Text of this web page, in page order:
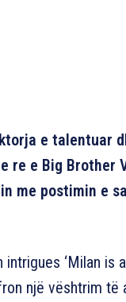
e talentuar
re e Big Brother
me postimin e
‘Milan is
një vështrim